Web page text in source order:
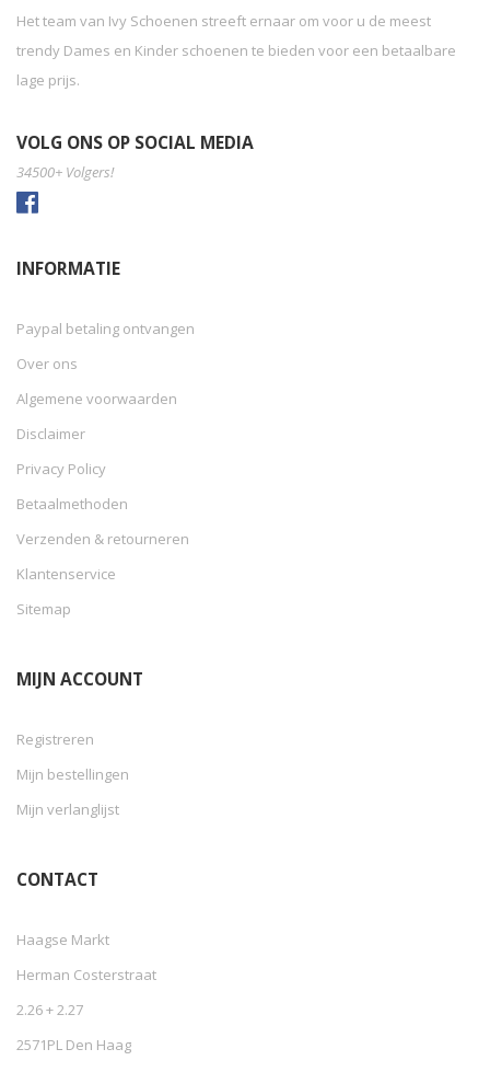
Het team van Ivy Schoenen streeft ernaar om voor u de meest
trendy Dames en Kinder schoenen te bieden voor een betaalbare
lage prijs.
VOLG ONS OP SOCIAL MEDIA
34500+ Volgers!
INFORMATIE
Paypal betaling ontvangen
Over ons
Algemene voorwaarden
Disclaimer
Privacy Policy
Betaalmethoden
Verzenden & retourneren
Klantenservice
Sitemap
MIJN ACCOUNT
Registreren
Mijn bestellingen
Mijn verlanglijst
CONTACT
Haagse Markt
Herman Costerstraat
2.26 + 2.27
2571PL Den Haag